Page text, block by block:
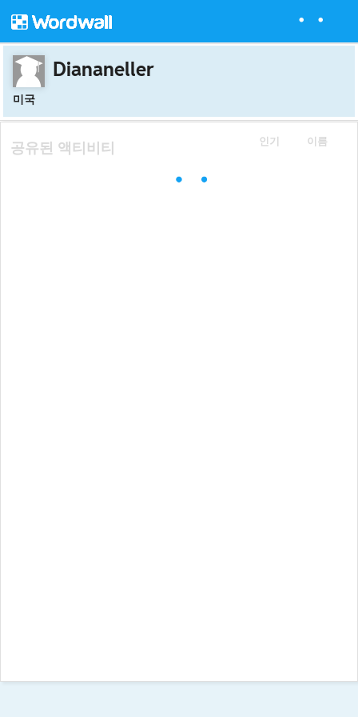
Diananeller
미국
인기 이름
공유된 액티비티